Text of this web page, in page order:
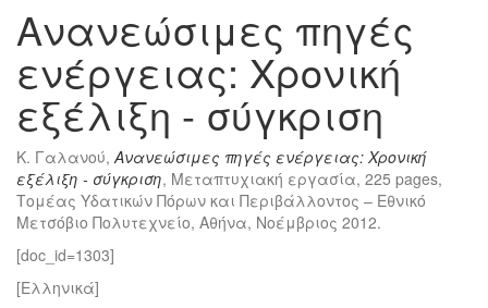
Ανανεώσιμες πηγές
ενέργειας: Χρονική
εξέλιξη - σύγκριση
Κ. Γαλανού,Ανανεώσιμες πηγές ενέργειας: Χρονική
εξέλιξη - σύγκριση, Μεταπτυχιακή εργασία, 225 pages,
Τομέας Υδατικών Πόρων και Περιβάλλοντος – Εθνικό
Μετσόβιο Πολυτεχνείο, Αθήνα, Νοέμβριος 2012.
[doc_id=1303]
[Ελληνικά]